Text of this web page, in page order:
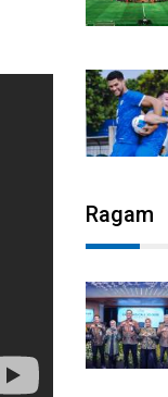
Ragam